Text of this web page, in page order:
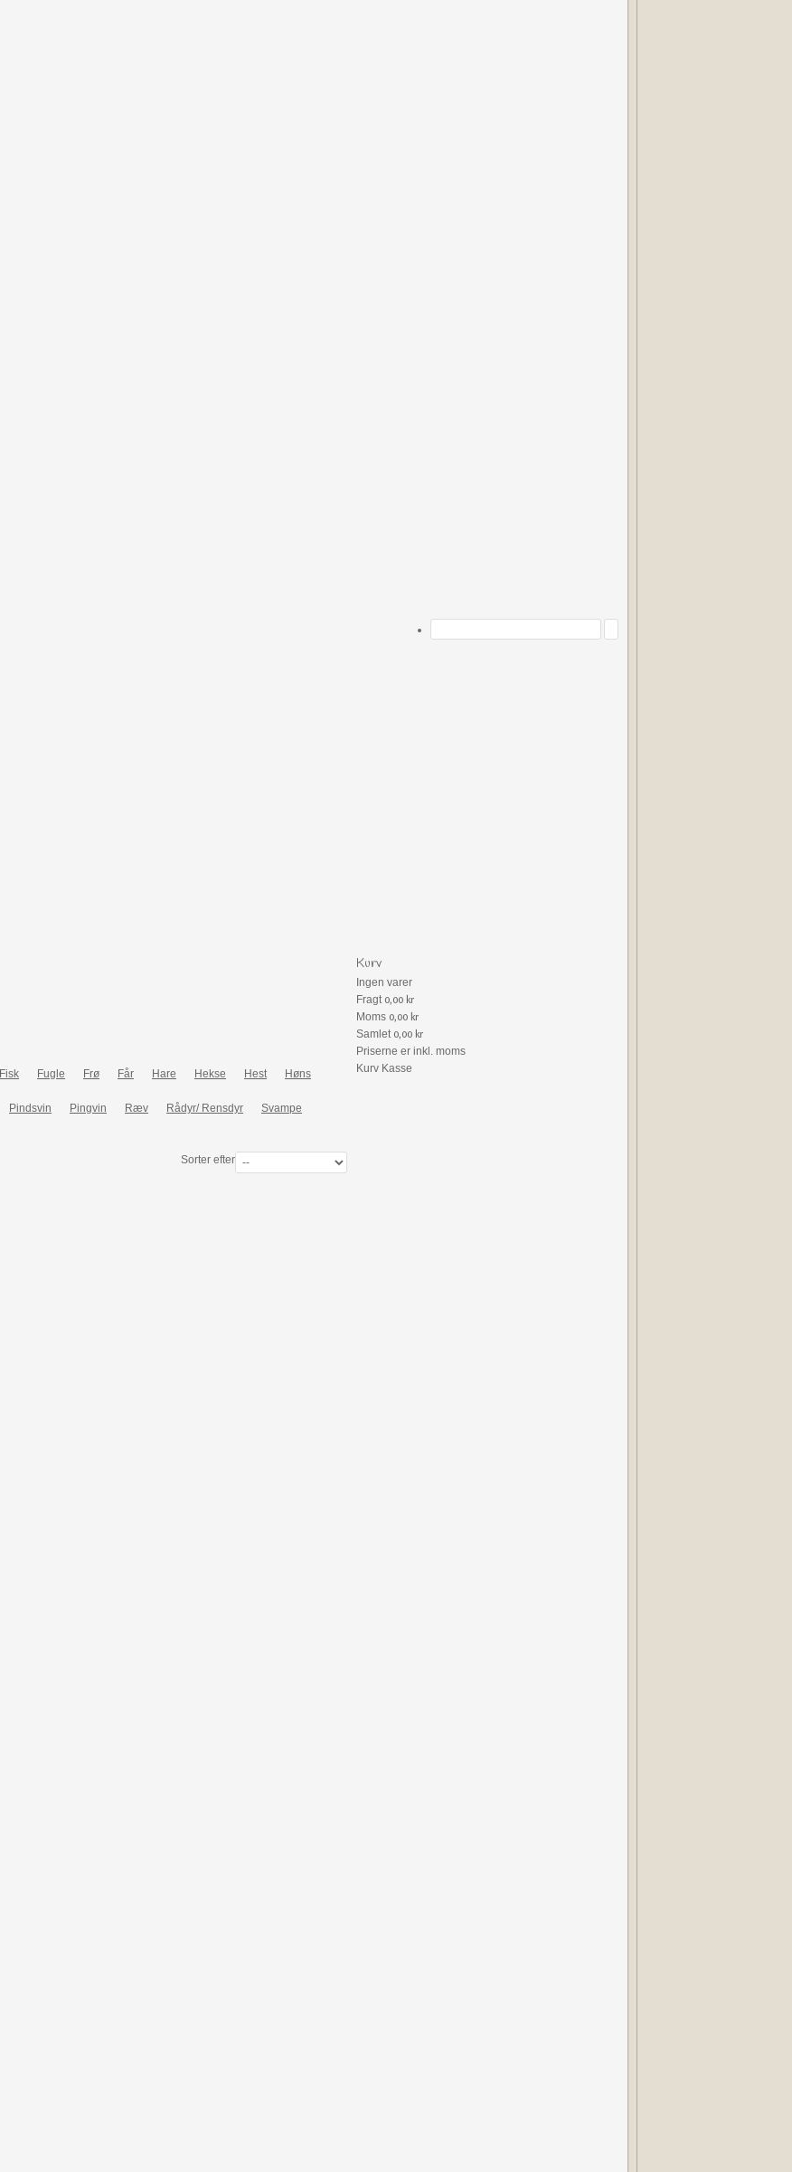
Fisk Fugle Frø Får Hare Hekse Hest Høns
Pindsvin Pingvin Ræv Rådyr/ Rensdyr Svampe
Sorter efter
Kurv
Ingen varer
Fragt 0,00 kr
Moms 0,00 kr
Samlet 0,00 kr
Priserne er inkl. moms
Kurv Kasse